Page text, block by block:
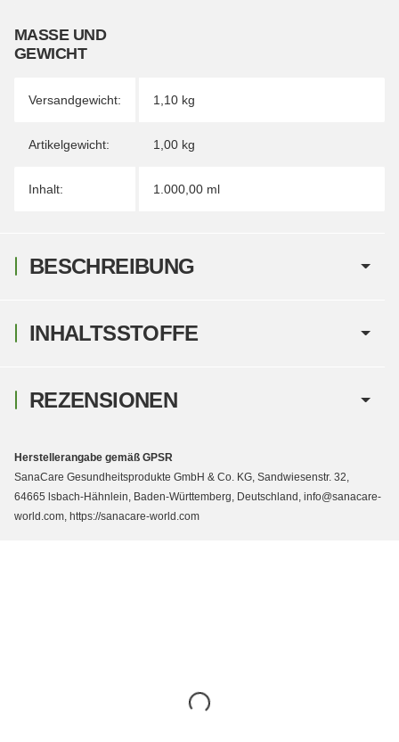
MASSE UND G
EWICHT
Versandgewicht: 1,10 kg
Artikelgewicht: 1,00 kg
Inhalt: 1.000,00 ml
BESCHREIBUNG
INHALTSSTOFFE
REZENSIONEN
Herstellerangabe gemäß GPSR
SanaCare Gesundheitsprodukte GmbH & Co. KG, Sandwiesenstr. 32,
64665 lsbach-Hähnlein, Baden-Württemberg, Deutschland, info@sanacare-
world.com, https://sanacare-world.com